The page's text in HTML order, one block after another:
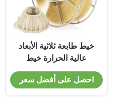
خيط طابعة ثلاثية الأبعاد
عالية الحرارة خيط
PPSU 1.75mm
مخزونات الطباعة ثلاثية
احصل على أفضل سعر